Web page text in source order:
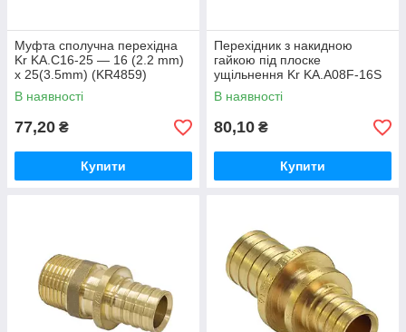
Муфта сполучна перехідна
Kr KA.С16-25 — 16 (2.2 mm)
x 25(3.5mm) (KR4859)
В наявності
77,20 ₴
Купити
Перехідник з накидною
гайкою під плоске
ущільнення Kr KA.A08F-16S
— 16 (2.2 mm) x 3/4"F
(KR4866)
В наявності
80,10 ₴
Купити